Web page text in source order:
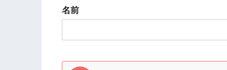
名前